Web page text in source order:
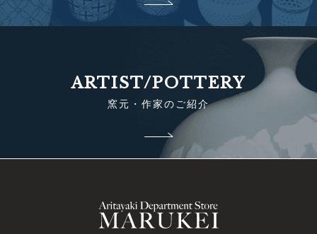
ARTIST/POTTERY
窯元・作家のご紹介